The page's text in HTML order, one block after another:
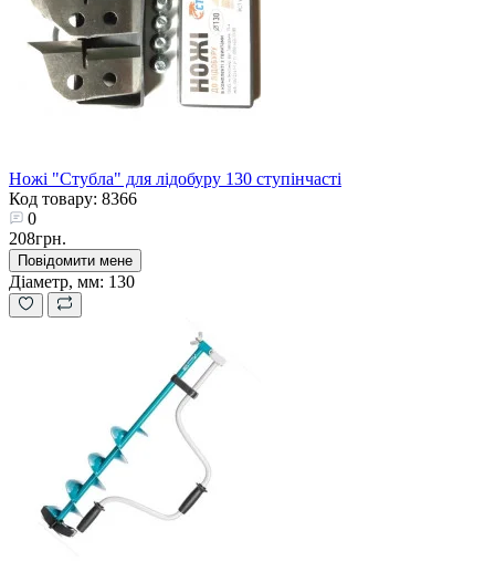
Ножі "Стубла" для лідобуру 130 ступінчасті
Код товару: 8366
0
208грн.
Повідомити мене
Діаметр, мм: 130